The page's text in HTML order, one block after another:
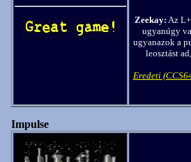
Zeekay: Az
ugyanúgy
ugyanazok a
leosztást
Eredeti
Impulse